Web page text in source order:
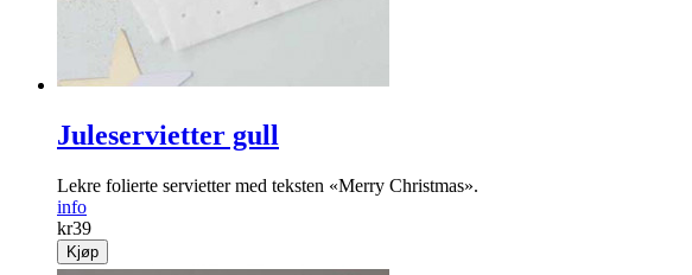
Juleservietter gull
Lekre folierte servietter med teksten «Merry Christ­mas».
info
kr39
Kjøp